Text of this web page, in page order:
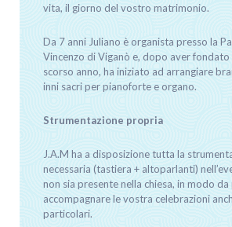
vita, il giorno del vostro matrimonio.
Da 7 anni Juliano è organista presso la
Vincenzo di Viganò e, dopo aver fondato
scorso anno, ha iniziato ad arrangiare
inni sacri per pianoforte e organo.
Strumentazione propria
J.A.M ha a disposizione tutta la
necessaria (tastiera + altoparlanti)
non sia presente nella chiesa, in modo
accompagnare le vostra celebrazioni
particolari.